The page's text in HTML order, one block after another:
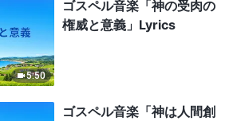
5:50
ゴスペル音楽「神の受肉の
権威と意義」Lyrics
ゴスペル音楽「神は人間創